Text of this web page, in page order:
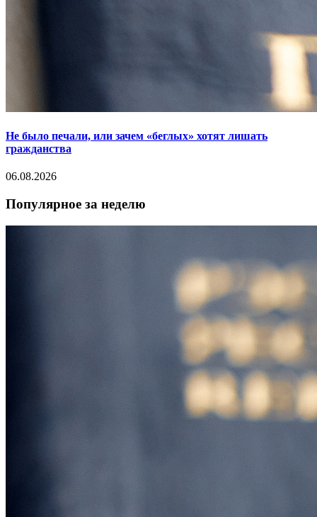
Не было печали, или зачем «беглых» хотят лишать
гражданства
06.08.2026
Популярное за неделю